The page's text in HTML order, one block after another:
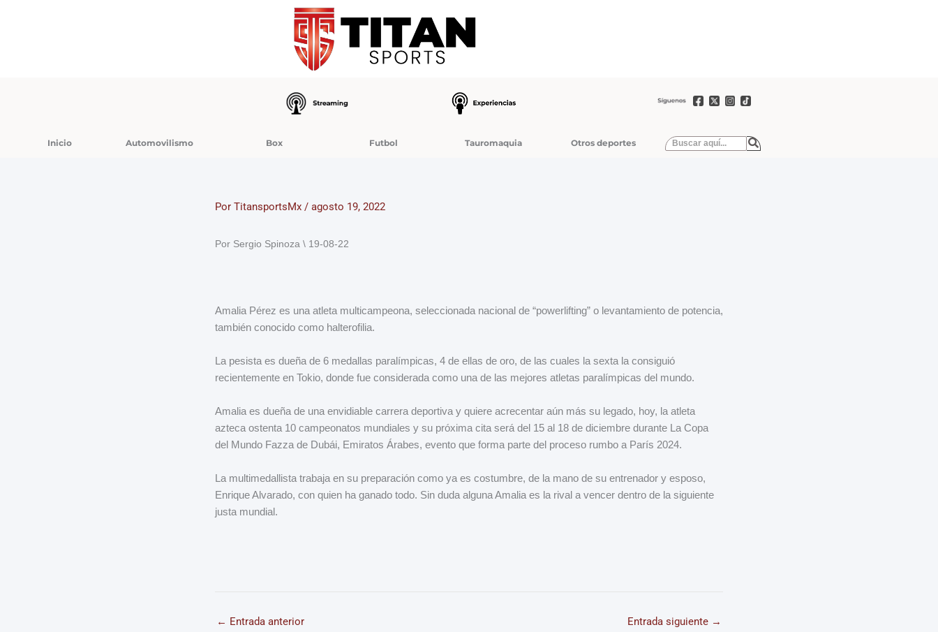
Inicio Automovilismo Box Futbol Tauromaquia Otros deportes
Por TitansportsMx / agosto 19, 2022
Por Sergio Spinoza \ 19-08-22
Amalia Pérez es una atleta multicampeona, seleccionada nacional de “powerlifting” o levantamiento de potencia,
también conocido como halterofilia.
La pesista es dueña de 6 medallas paralímpicas, 4 de ellas de oro, de las cuales la sexta la consiguió
recientemente en Tokio, donde fue considerada como una de las mejores atletas paralímpicas del mundo.
Amalia es dueña de una envidiable carrera deportiva y quiere acrecentar aún más su legado, hoy, la atleta
azteca ostenta 10 campeonatos mundiales y su próxima cita será del 15 al 18 de diciembre durante La Copa
del Mundo Fazza de Dubái, Emiratos Árabes, evento que forma parte del proceso rumbo a París 2024.
La multimedallista trabaja en su preparación como ya es costumbre, de la mano de su entrenador y esposo,
Enrique Alvarado, con quien ha ganado todo. Sin duda alguna Amalia es la rival a vencer dentro de la siguiente
justa mundial.
← Entrada anterior Entrada siguiente →